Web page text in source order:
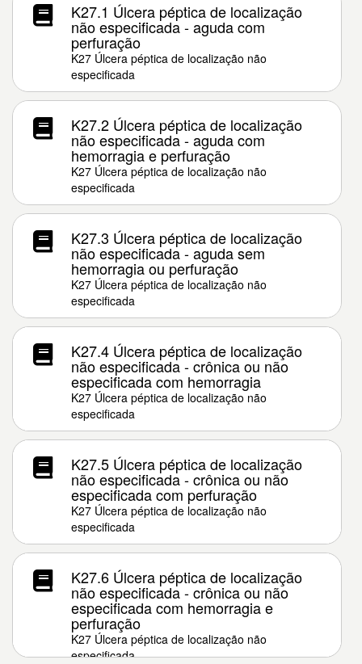
K27.1 Úlcera péptica de localização
não especificada - aguda com
perfuração
K27 Úlcera péptica de localização não
especificada
K27.2 Úlcera péptica de localização
não especificada - aguda com
hemorragia e perfuração
K27 Úlcera péptica de localização não
especificada
K27.3 Úlcera péptica de localização
não especificada - aguda sem
hemorragia ou perfuração
K27 Úlcera péptica de localização não
especificada
K27.4 Úlcera péptica de localização
não especificada - crônica ou não
especificada com hemorragia
K27 Úlcera péptica de localização não
especificada
K27.5 Úlcera péptica de localização
não especificada - crônica ou não
especificada com perfuração
K27 Úlcera péptica de localização não
especificada
K27.6 Úlcera péptica de localização
não especificada - crônica ou não
especificada com hemorragia e
perfuração
K27 Úlcera péptica de localização não
especificada